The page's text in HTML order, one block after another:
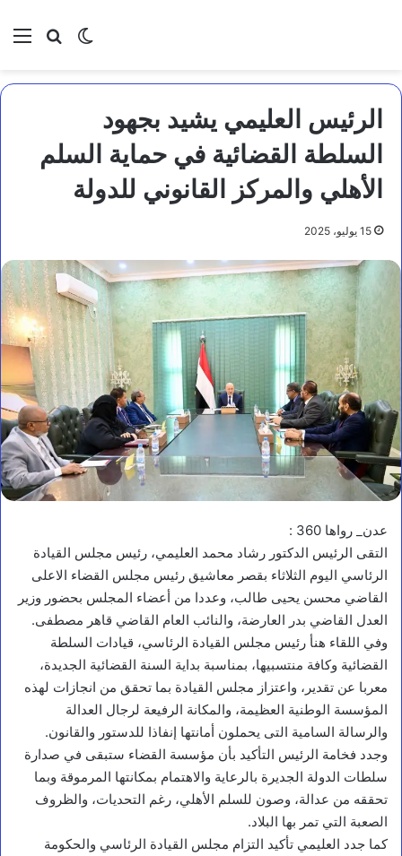
بحثالوضع
الرئيس العليمي يشيد بجهود
السلطة القضائية في حماية السلم
الأهلي والمركز القانوني للدولة
15 يوليو، 2025
عدن_ رواها 360 :
التقى الرئيس الدكتور رشاد محمد العليمي، رئيس مجلس القيادة
الرئاسي اليوم الثلاثاء بقصر معاشيق رئيس مجلس القضاء الاعلى
القاضي محسن يحيى طالب، وعددا من أعضاء المجلس بحضور وزير
العدل القاضي بدر العارضة، والنائب العام القاضي قاهر مصطفى.
وفي اللقاء هنأ رئيس مجلس القيادة الرئاسي، قيادات السلطة
القضائية وكافة منتسبيها، بمناسبة بداية السنة القضائية الجديدة،
معربا عن تقدير، واعتزاز مجلس القيادة بما تحقق من انجازات لهذه
المؤسسة الوطنية العظيمة، والمكانة الرفيعة لرجال العدالة
والرسالة السامية التى يحملون أمانتها إنفاذا للدستور والقانون.
وجدد فخامة الرئيس التأكيد بأن مؤسسة القضاء ستبقى في صدارة
سلطات الدولة الجديرة بالرعاية والاهتمام بمكانتها المرموقة وبما
تحققه من عدالة، وصون للسلم الأهلي، رغم التحديات، والظروف
الصعبة التي تمر بها البلاد.
كما جدد العليمي تأكيد التزام مجلس القيادة الرئاسي والحكومة